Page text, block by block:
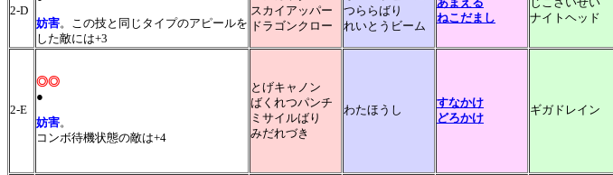
2-D
妨害。この技と同じタイプのアピールを
した敵には+3
スカイアッパー
ドラゴンクロー
つららばり
れいとうビーム
あまえる
ねこだまし
じこさいせい
ナイトヘッド
2-E
◎◎
●
妨害。
コンボ待機状態の敵は+4
とげキャノン
ばくれつパンチ
ミサイルばり
みだれづき
わたほうし
すなかけ
どろかけ
ギガドレイン